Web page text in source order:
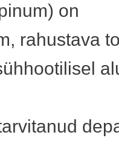
on
rahustava